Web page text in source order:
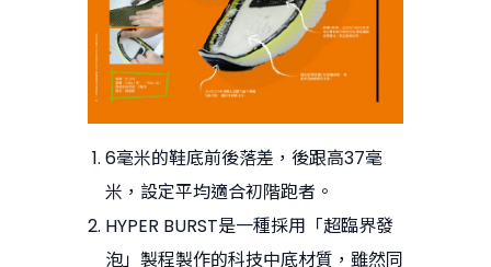
6毫米的鞋底前後落差，後跟高37毫
米，設定平均適合初階跑者。
HYPER BURST是一種採用「超臨界發
泡」製程製作的科技中底材質，雖然同